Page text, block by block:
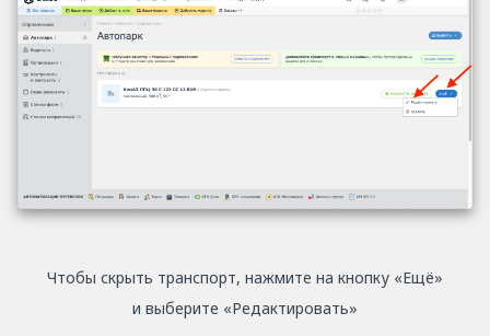
Чтобы скрыть транспорт, нажмите на кнопку «Ещё»
и выберите «Редактировать»